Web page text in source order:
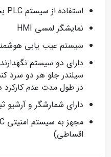
استفاده از سیستم PLC بجای برد الکترونیکی
نمایشگر لمسی HMI
سیستم عیب یابی
دارای دو سیستم
سیلندر جلو هر دو سرد
در طول مدت عدم
دارای شمارشگر و آرشیو
اقساطی)